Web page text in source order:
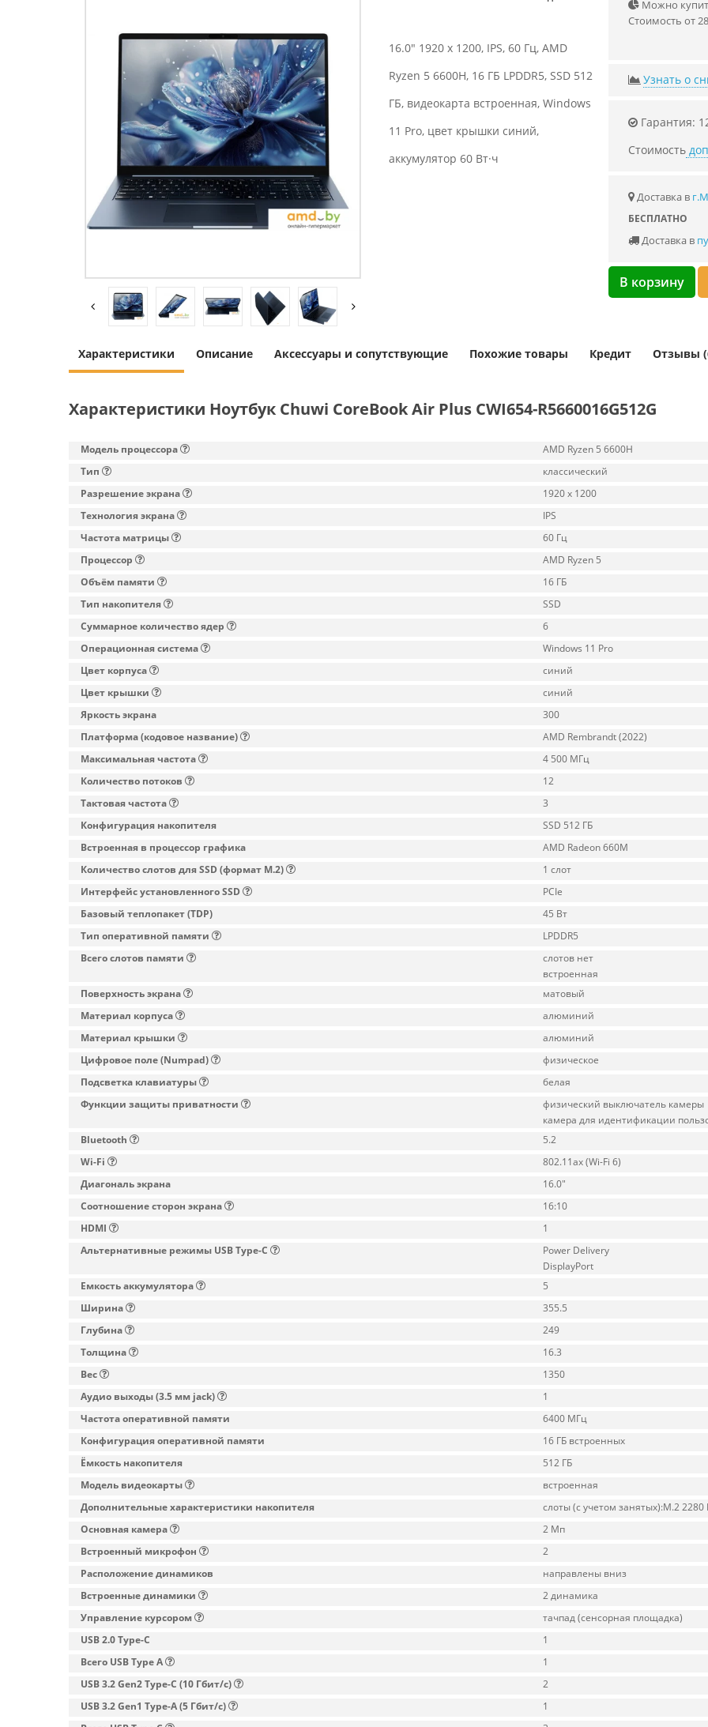
16.0" 1920 x 1200, IPS, 60 Гц, AMD
Ryzen 5 6600H, 16 ГБ LPDDR5, SSD 512
ГБ, видеокарта встроенная, Windows
11 Pro, цвет крышки синий,
аккумулятор 60 Вт·ч
Можно
Стоимость от
Узнать о
Гарантия:
Стоимость
Доставка в
БЕСПЛАТНО
Доставка в
В корзину
Характеристики Описание Аксессуары и сопутствующие Похожие товары Кредит Отзывы
Характеристики Ноутбук Chuwi CoreBook Air Plus CWI654-R5660016G512G
Модель процессора
AMD Ryzen 5 6600H
Тип
классический
Разрешение экрана
1920 x 1200
Технология экрана
IPS
Частота матрицы
60 Гц
Процессор
AMD Ryzen 5
Объём памяти
16 ГБ
Тип накопителя
SSD
Суммарное количество ядер
6
Операционная система
Windows 11 Pro
Цвет корпуса
синий
Цвет крышки
синий
Яркость экрана
300
Платформа (кодовое название)
AMD Rembrandt (2022)
Максимальная частота
4 500 МГц
Количество потоков
12
Тактовая частота
3
Конфигурация накопителя
SSD 512 ГБ
Встроенная в процессор графика
AMD Radeon 660M
Количество слотов для SSD (формат M.2)
1 слот
Интерфейс установленного SSD
PCIe
Базовый теплопакет (TDP)
45 Вт
Тип оперативной памяти
LPDDR5
Всего слотов памяти
слотов нет
встроенная
Поверхность экрана
матовый
Материал корпуса
алюминий
Материал крышки
алюминий
Цифровое поле (Numpad)
физическое
Подсветка клавиатуры
белая
Функции защиты приватности
физический выключатель камеры
камера для идентификации
Bluetooth
5.2
Wi-Fi
802.11ax (Wi-Fi 6)
Диагональ экрана
16.0"
Соотношение сторон экрана
16:10
HDMI
1
Альтернативные режимы USB Type-C
Power Delivery
DisplayPort
Емкость аккумулятора
5
Ширина
355.5
Глубина
249
Толщина
16.3
Вес
1350
Аудио выходы (3.5 мм jack)
1
Частота оперативной памяти
6400 МГц
Конфигурация оперативной памяти
16 ГБ встроенных
Ёмкость накопителя
512 ГБ
Модель видеокарты
встроенная
Дополнительные характеристики накопителя
слоты (с учетом занятых):M.2 2280
Основная камера
2 Мп
Встроенный микрофон
2
Расположение динамиков
направлены вниз
Встроенные динамики
2 динамика
Управление курсором
тачпад (сенсорная площадка)
USB 2.0 Type-C
1
Всего USB Type A
1
USB 3.2 Gen2 Type-C (10 Гбит/с)
2
USB 3.2 Gen1 Type-A (5 Гбит/с)
1